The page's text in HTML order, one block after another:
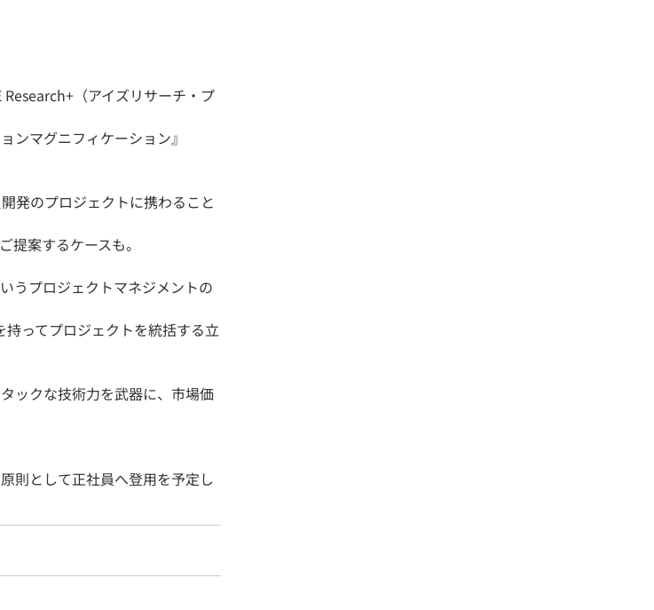
（アイズリサーチ・プ
ンマグニフィケーション』
発のプロジェクトに携わること
案するケースも。
うプロジェクトマネジメントの
ってプロジェクトを統括する立
ックな技術力を武器に、市場価
則として正社員へ登用を予定し